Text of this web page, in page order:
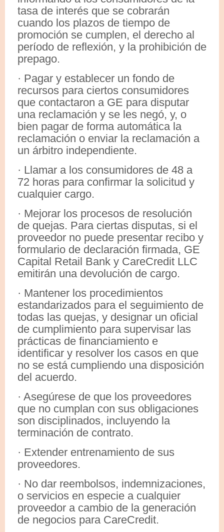
tasa de interés que se cobrarán
cuando los plazos de tiempo de
promoción se cumplen, el derecho al
período de reflexión, y la prohibición de
prepago.
· Pagar y establecer un fondo de
recursos para ciertos consumidores
que contactaron a GE para disputar
una reclamación y se les negó, y, o
bien pagar de forma automática la
reclamación o enviar la reclamación a
un árbitro independiente.
· Llamar a los consumidores de 48 a
72 horas para confirmar la solicitud y
cualquier cargo.
· Mejorar los procesos de resolución
de quejas. Para ciertas disputas, si el
proveedor no puede presentar recibo y
formulario de declaración firmada, GE
Capital Retail Bank y CareCredit LLC
emitirán una devolución de cargo.
· Mantener los procedimientos
estandarizados para el seguimiento de
todas las quejas, y designar un oficial
de cumplimiento para supervisar las
prácticas de financiamiento e
identificar y resolver los casos en que
no se está cumpliendo una disposición
del acuerdo.
· Asegúrese de que los proveedores
que no cumplan con sus obligaciones
son disciplinados, incluyendo la
terminación de contrato.
· Extender entrenamiento de sus
proveedores.
· No dar reembolsos, indemnizaciones,
o servicios en especie a cualquier
proveedor a cambio de la generación
de negocios para CareCredit.